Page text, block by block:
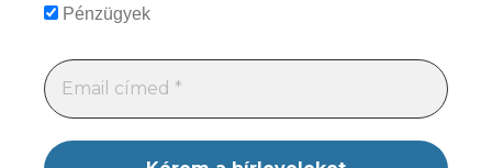
Pénzügyek